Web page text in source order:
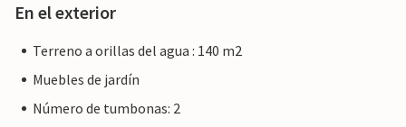
En el exterior
Terreno a orillas del agua : 140 m2
Muebles de jardín
Número de tumbonas: 2